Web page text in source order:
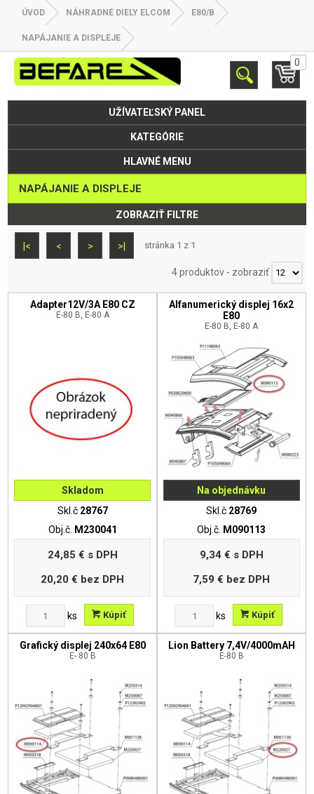
ÚVOD NÁHRADNÉ DIELY ELCOM E80/B
NAPÁJANIE A DISPLEJE
0
UŽÍVATEĽSKÝ PANEL
KATEGÓRIE
HLAVNÉ MENU
NAPÁJANIE A DISPLEJE
ZOBRAZIŤ FILTRE
|< < > >| stránka 1 z 1
4 produktov- zobraziť
Adapter12V/3A E80 CZ
E-80 B, E-80 A
Skladom
Skl.č 28767
Obj.č. M230041
24,85 € s DPH
20,20 € bez DPH
ks Kúpiť
Alfanumerický displej 16x2
E80
E-80 B, E-80 A
Na objednávku
Skl.č 28769
Obj.č. M090113
9,34 € s DPH
7,59 € bez DPH
ks Kúpiť
Grafický displej 240x64 E80
E- 80 B
Lion Battery 7,4V/4000mAH
E-80 B